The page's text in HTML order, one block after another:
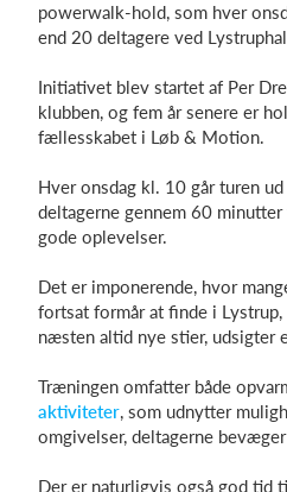
Hvad koster det?
Log
powerwalk-hold, som hver
end 20 deltagere ved
Initiativet blev startet af Per
klubben, og fem år senere er
fællesskabet i Løb & Motion.
Hver onsdag kl. 10 går turen
deltagerne gennem 60
gode oplevelser.
Det er imponerende, hvor
fortsat formår at finde i
næsten altid nye stier, udsigter
Træningen omfatter både
aktiviteter, som udnytter
omgivelser, deltagerne
Der er naturligvis også god tid